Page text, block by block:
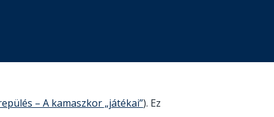
– A kamaszkor „játékai”). Ez